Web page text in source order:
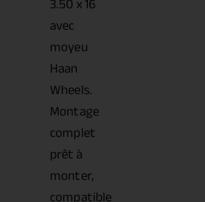
avec
moyeu
Haan
Wheels.
Montage
complet
prêt à
monter,